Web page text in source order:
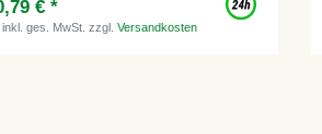
€ *
inkl. ges. MwSt. zzgl.Versandkosten